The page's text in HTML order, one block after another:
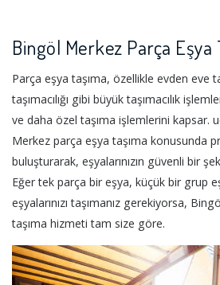
Bingöl Merkez Parça Eşya
Parça eşya taşıma, özellikle evden eve
taşımacılığı gibi büyük taşımacılık
ve daha özel taşıma işlemlerini kapsar.
Merkez parça eşya taşıma konusunda
buluşturarak, eşyalarınızın güvenli bir
Eğer tek parça bir eşya, küçük bir grup
eşyalarınızı taşımanız gerekiyorsa,
taşıma hizmeti tam size göre.